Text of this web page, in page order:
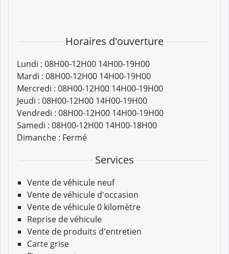
Horaires d'ouverture
Lundi : 08H00-12H00 14H00-19H00
Mardi : 08H00-12H00 14H00-19H00
Mercredi : 08H00-12H00 14H00-19H00
Jeudi : 08H00-12H00 14H00-19H00
Vendredi : 08H00-12H00 14H00-19H00
Samedi : 08H00-12H00 14H00-18H00
Dimanche : Fermé
Services
Vente de véhicule neuf
Vente de véhicule d'occasion
Vente de véhicule 0 kilomètre
Reprise de véhicule
Vente de produits d'entretien
Carte grise